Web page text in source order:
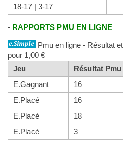
18-17 | 3-17
- RAPPORTS PMU EN LIGNE
Pmu en ligne - Résultat
pour 1,00 €
Jeu
Résultat Pmu
E.Gagnant
16
E.Placé
16
E.Placé
18
E.Placé
3